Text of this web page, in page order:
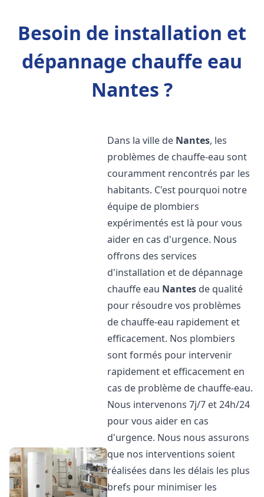
Besoin de installation et
dépannage chauffe eau
Nantes ?
Dans la ville de Nantes, les
problèmes de chauffe-eau sont
couramment rencontrés par les
habitants. C'est pourquoi notre
équipe de plombiers
expérimentés est là pour vous
aider en cas d'urgence. Nous
offrons des services
d'installation et de dépannage
chauffe eau Nantes de qualité
pour résoudre vos problèmes
de chauffe-eau rapidement et
efficacement. Nos plombiers
sont formés pour intervenir
rapidement et efficacement en
cas de problème de chauffe-eau.
Nous intervenons 7j/7 et 24h/24
pour vous aider en cas
d'urgence. Nous nous assurons
que nos interventions soient
réalisées dans les délais les plus
brefs pour minimiser les